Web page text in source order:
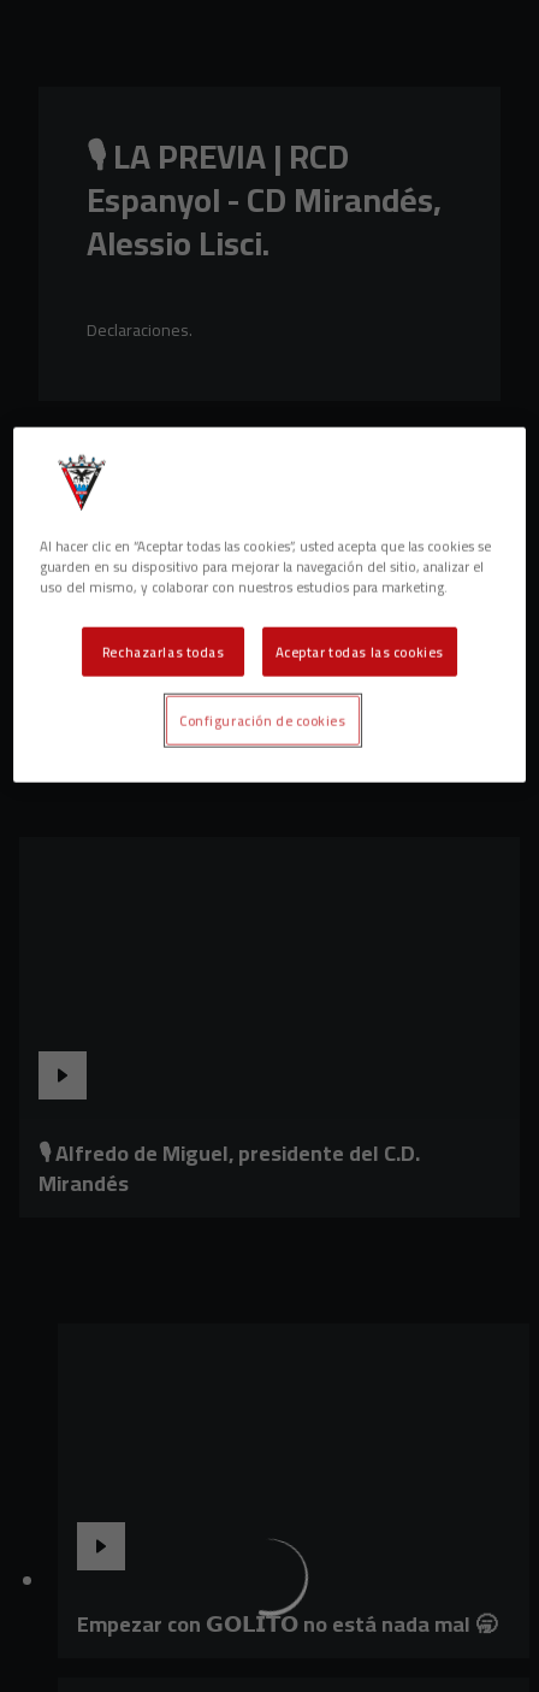
🎙️ LA PREVIA | RCD
Espanyol - CD Mirandés,
Alessio Lisci.
Declaraciones.
🎙️ Alfredo de Miguel, presidente del C.D.
Mirandés
Empezar con 𝗚𝗢𝗟𝗜𝗧𝗢 no está nada mal 🥱
Al hacer clic en “Aceptar todas las cookies”, usted acepta que las cookies se
guarden en su dispositivo para mejorar la navegación del sitio, analizar el
uso del mismo, y colaborar con nuestros estudios para marketing.
Rechazarlas todas Aceptar todas las cookies
Configuración de cookies